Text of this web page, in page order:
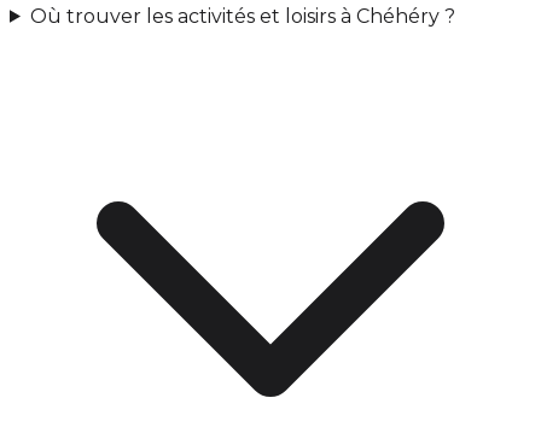
Où trouver les activités et loisirs à Chéhéry ?